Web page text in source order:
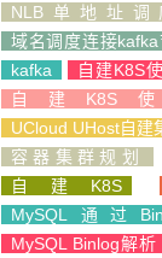
NLB单地址调
域名调度连接kafka
kafka
自建K8S
自建K8S
UCloud UHost自建
容器集群规划
自建K8S
MySQL通过
MySQL Binlog解析